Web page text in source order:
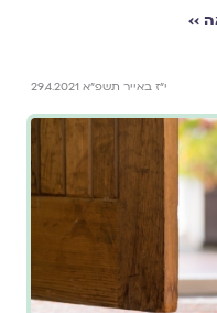
››
י"ז באייר תשפ"א 29.4.2021